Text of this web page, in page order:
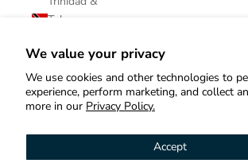
We value your privacy
We use cookies and other technologies to
experience, perform marketing, and collect
more in our Privacy Policy.
Accept
Tobago
Tristan da
Cunha
(USD $)